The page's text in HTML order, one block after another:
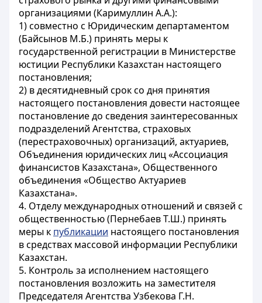
организациями (Каримуллин А.А.):
1) совместно с Юридическим департаментом
(Байсынов М.Б.) принять меры к
государственной регистрации в Министерстве
юстиции Республики Казахстан настоящего
постановления;
2) в десятидневный срок со дня принятия
настоящего постановления довести настоящее
постановление до сведения заинтересованных
подразделений Агентства, страховых
(перестраховочных) организаций, актуариев,
Объединения юридических лиц «Ассоциация
финансистов Казахстана», Общественного
объединения «Общество Актуариев
Казахстана».
4. Отделу международных отношений и связей с
общественностью (Пернебаев Т.Ш.) принять
меры к публикации настоящего постановления
в средствах массовой информации Республики
Казахстан.
5. Контроль за исполнением настоящего
постановления возложить на заместителя
Председателя Агентства Узбекова Г.Н.